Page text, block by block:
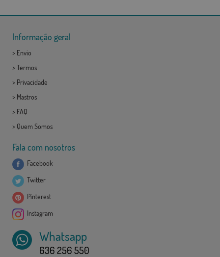
Informação geral
> Envio
> Termos
> Privacidade
> Mastros
> FAQ
> Quem Somos
Fala com nosotros
Facebook
Twitter
Pinterest
Instagram
Whatsapp
636 256 550